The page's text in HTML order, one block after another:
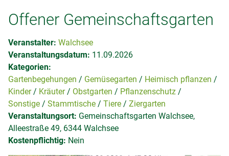
Offener Gemeinschaftsgarten
Veranstalter: Walchsee
Veranstaltungsdatum: 11.09.2026
Kategorien:
Gartenbegehungen
Gemüsegarten
Heimisch pflanzen
Kinder
Kräuter Obstgarten
Pflanzenschutz
Sonstige
Stammtische Tiere
Ziergarten
Veranstaltungsort: Gemeinschaftsgarten Walchsee,
Alleestraße 49, 6344 Walchsee
Kostenpflichtig: Nein